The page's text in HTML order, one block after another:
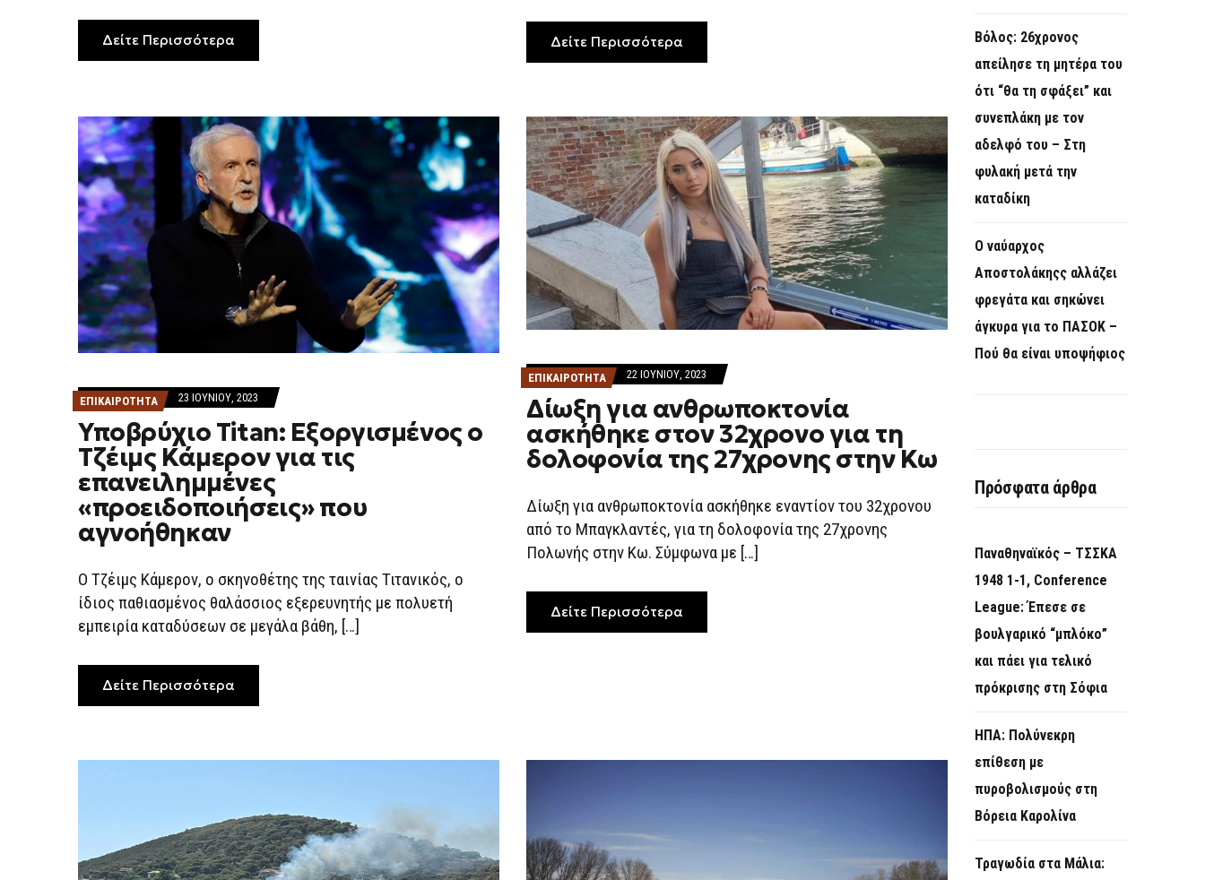
Δείτε Περισσότερα Δείτε Περισσότερα
ΕΠΙΚΑΙΡΟΤΗΤΑ 23 ΙΟΥΝΊΟΥ, 2023
Υποβρύχιο Titan: Εξοργισμένος ο
Τζέιμς Κάμερον για τις
επανειλημμένες
«προειδοποιήσεις» που
αγνοήθηκαν
Ο Τζέιμς Κάμερον, ο σκηνοθέτης της ταινίας Τιτανικός, ο
ίδιος παθιασμένος θαλάσσιος εξερευνητής με πολυετή
εμπειρία καταδύσεων σε μεγάλα βάθη, […]
Δείτε Περισσότερα
ΕΠΙΚΑΙΡΟΤΗΤΑ 22 ΙΟΥΝΊΟΥ, 2023
Δίωξη για ανθρωποκτονία
ασκήθηκε στον 32χρονο για τη
δολοφονία της 27χρονης στην Κω
Δίωξη για ανθρωποκτονία ασκήθηκε εναντίον του 32χρονου
από το Μπαγκλαντές, για τη δολοφονία της 27χρονης
Πολωνής στην Κω. Σύμφωνα με […]
Δείτε Περισσότερα
Βόλος: 26χρονος
απείλησε τη μητέρα του
ότι “θα τη σφάξει” και
συνεπλάκη με τον
αδελφό του – Στη
φυλακή μετά την
καταδίκη
Ο ναύαρχος
Αποστολάκηςς αλλάζει
φρεγάτα και σηκώνει
άγκυρα για το ΠΑΣΟΚ –
Πού θα είναι υποψήφιος
Πρόσφατα άρθρα
Παναθηναϊκός – ΤΣΣΚΑ
1948 1-1, Conference
League: Έπεσε σε
βουλγαρικό “μπλόκο”
και πάει για τελικό
πρόκρισης στη Σόφια
ΗΠΑ: Πολύνεκρη
επίθεση με
πυροβολισμούς στη
Βόρεια Καρολίνα
Τραγωδία στα Μάλια: